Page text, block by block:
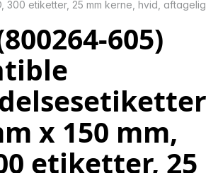
300 etiketter, 25 mm kerne, hvid, aftagelig
605)
x 150 mm,
etiketter, 25